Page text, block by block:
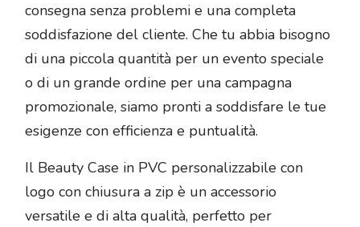
consegna senza problemi e una completa
soddisfazione del cliente. Che tu abbia bisogno
di una piccola quantità per un evento speciale
o di un grande ordine per una campagna
promozionale, siamo pronti a soddisfare le tue
esigenze con efficienza e puntualità.
Il Beauty Case in PVC personalizzabile con
logo con chiusura a zip è un accessorio
versatile e di alta qualità, perfetto per